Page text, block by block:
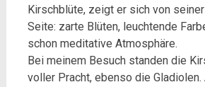
Kirschblüte, zeigt er sich von
Seite: zarte Blüten, leuchtende
schon meditative Atmosphäre.
Bei meinem Besuch standen die
voller Pracht, ebenso die